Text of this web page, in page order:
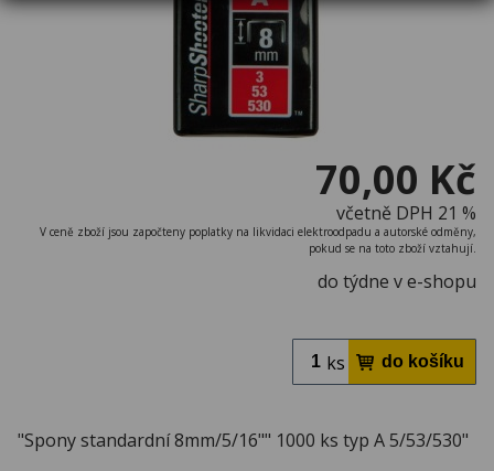
70,00 Kč
včetně DPH 21 %
V ceně zboží jsou započteny poplatky na likvidaci elektroodpadu a autorské odměny,
pokud se na toto zboží vztahují.
do týdne v e-shopu
ks
"Spony standardní 8mm/5/16"" 1000 ks typ A 5/53/530"